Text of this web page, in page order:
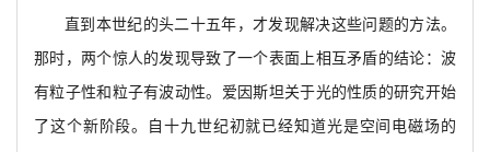
直到本世纪的头二十五年，才发现解决这些问题的方法。
那时，两个惊人的发现导致了一个表面上相互矛盾的结论：波
有粒子性和粒子有波动性。爱因斯坦关于光的性质的研究开始
了这个新阶段。自十九世纪初就已经知道光是空间电磁场的